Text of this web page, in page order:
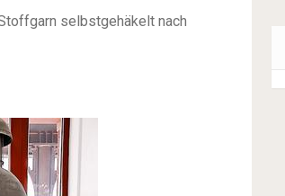
selbstgehäkelt nach